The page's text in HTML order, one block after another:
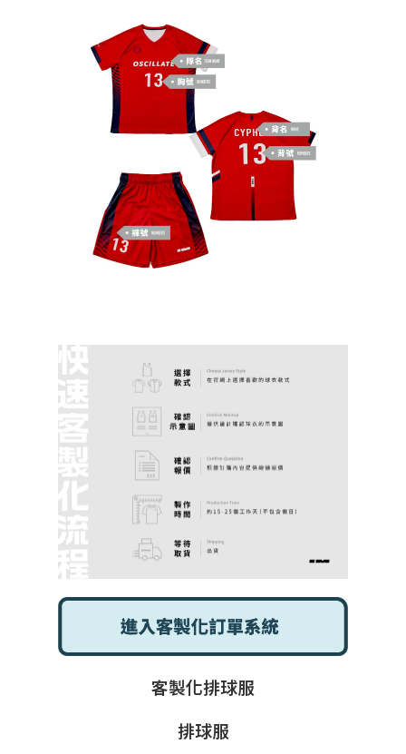
客製化排球服
排球服